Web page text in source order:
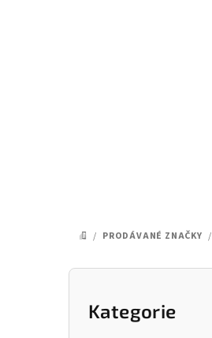
DOMŮ
/ PRODÁVANÉ ZNAČKY /
P
Přeskočit
kategorie
Kategorie